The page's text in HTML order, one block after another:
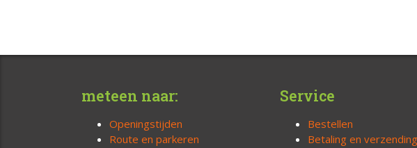
meteen naar:
Openingstijden
Route en parkeren
Service
Bestellen
Betaling en verzending